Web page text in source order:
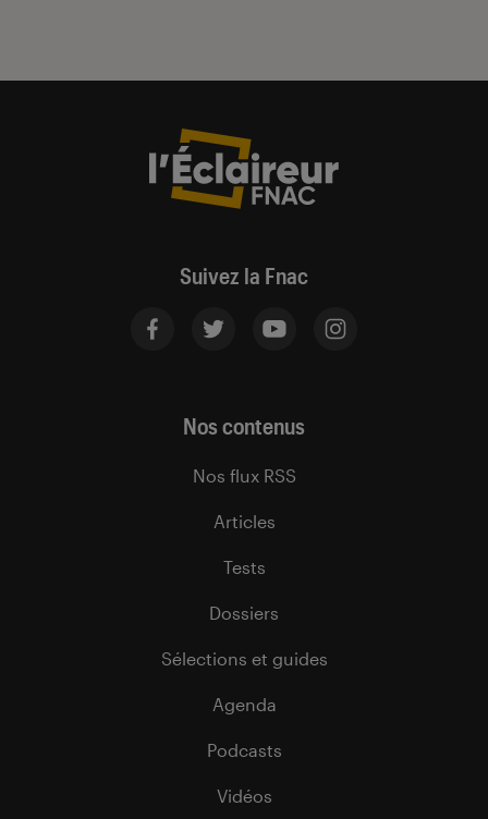
Suivez la Fnac
Nos contenus
Nos flux RSS
Articles
Tests
Dossiers
Sélections et guides
Agenda
Podcasts
Vidéos